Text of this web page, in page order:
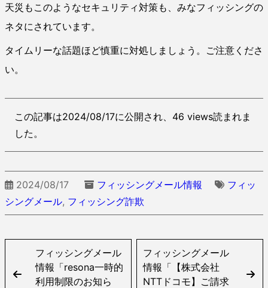
天災もこのようなセキュリティ対策も、みなフィッシングの
ネタにされています。
タイムリーな話題ほど慎重に対処しましょう。ご注意くださ
い。
この記事は2024/08/17に公開され、46 views読まれま
した。
2024/08/17 フィッシングメール情報
フィッ
シングメール, フィッシング詐欺
フィッシングメール
情報「resona一時的
利用制限のお知ら
フィッシングメール
情報「【株式会社
NTTドコモ】ご請求